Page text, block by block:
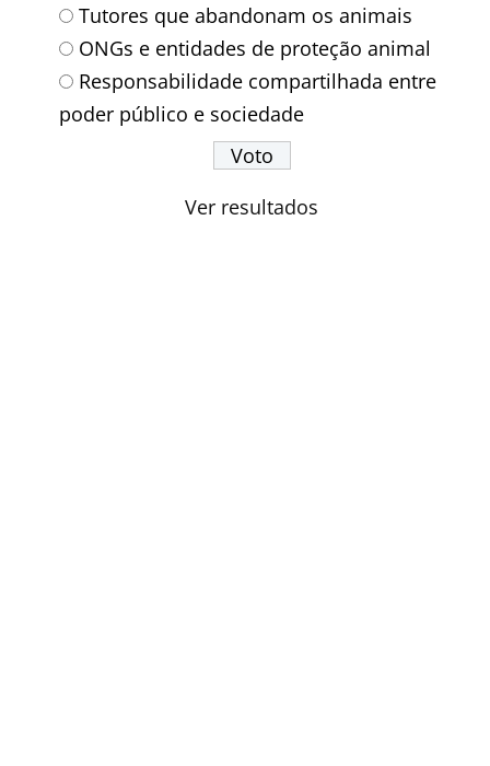
Tutores que abandonam os animais
ONGs e entidades de proteção animal
Responsabilidade compartilhada entre
poder público e sociedade
Ver resultados